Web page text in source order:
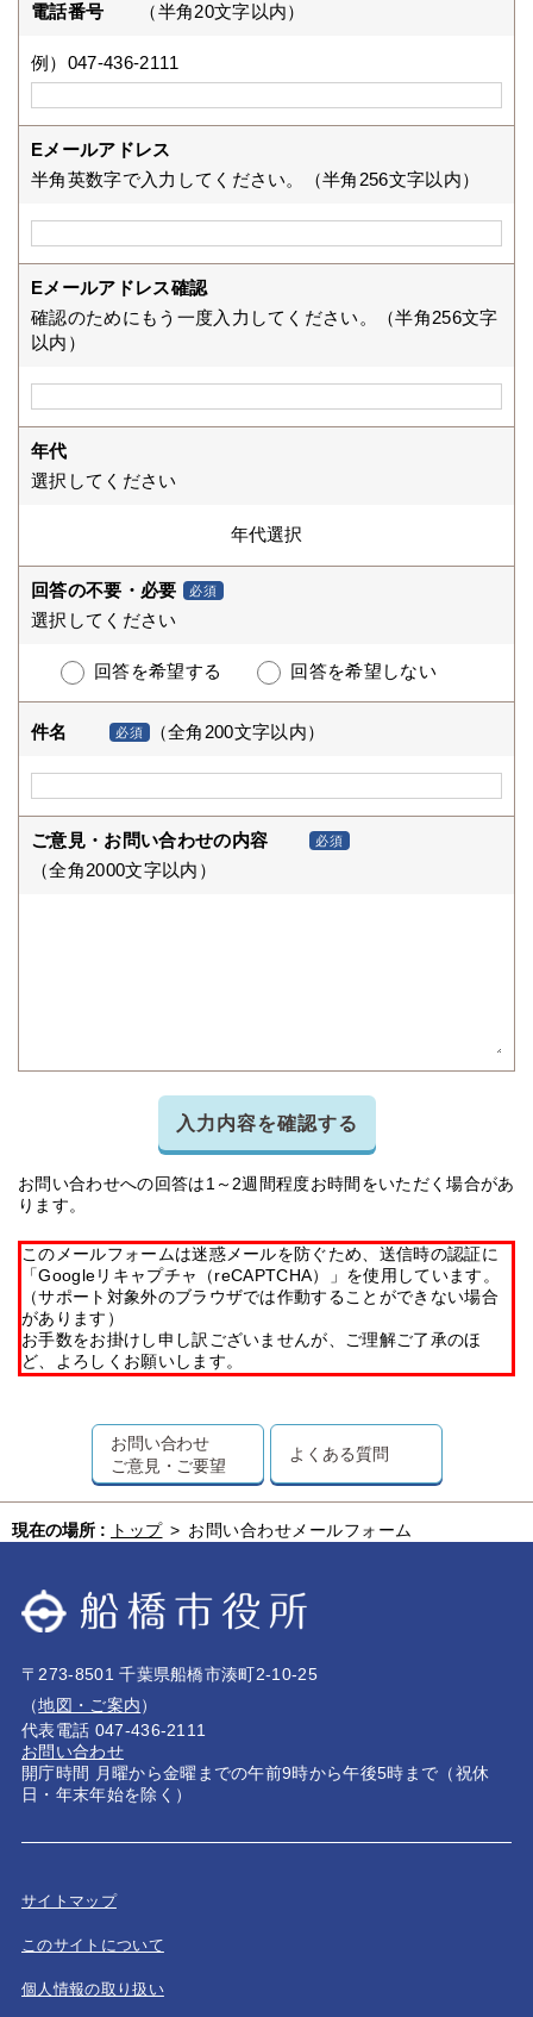
電話番号 （半角20文字以内）
例）047-436-2111
Eメールアドレス
半角英数字で入力してください。（半角256文字以内）
Eメールアドレス確認
確認のためにもう一度入力してください。（半角256文字
以内）
年代
選択してください
回答の不要・必要 必須
選択してください
回答を希望する 回答を希望しない
件名 必須 （全角200文字以内）
ご意見・お問い合わせの内容 必須
（全角2000文字以内）
入力内容を確認する
お問い合わせへの回答は1～2週間程度お時間をいただく場合があ
ります。
このメールフォームは迷惑メールを防ぐため、送信時の認証に
「Googleリキャプチャ（reCAPTCHA）」を使用しています。
（サポート対象外のブラウザでは作動することができない場合
があります）
お手数をお掛けし申し訳ございませんが、ご理解ご了承のほ
ど、よろしくお願いします。
お問い合わせ
ご意見・ご要望
よくある質問
現在の場所 : トップ > お問い合わせメールフォーム
〒273-8501 千葉県船橋市湊町2-10-25
（地図・ご案内）
代表電話 047-436-2111
お問い合わせ
開庁時間 月曜から金曜までの午前9時から午後5時まで（祝休
日・年末年始を除く）
サイトマップ
このサイトについて
個人情報の取り扱い